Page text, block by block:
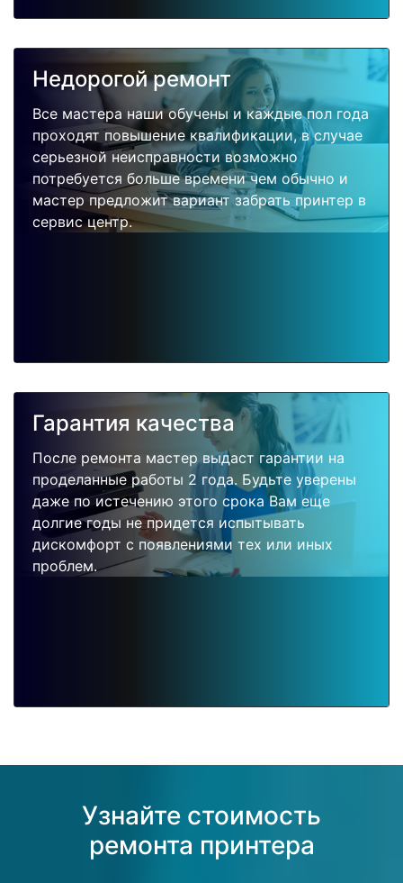
Недорогой ремонт
Все мастера наши обучены и каждые пол года
проходят повышение квалификации, в случае
серьезной неисправности возможно
потребуется больше времени чем обычно и
мастер предложит вариант забрать принтер в
сервис центр.
Гарантия качества
После ремонта мастер выдаст гарантии на
проделанные работы 2 года. Будьте уверены
даже по истечению этого срока Вам еще
долгие годы не придется испытывать
дискомфорт с появлениями тех или иных
проблем.
Узнайте стоимость
ремонта принтера